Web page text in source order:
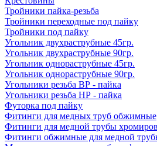
Тройники пайка-резьба
Тройники переходные под пайку
Тройники под пайку
Угольник двухраструбные 45гр.
Угольник двухраструбные 90гр.
Угольник однораструбные 45гр.
Угольник однораструбные 90гр.
Угольники резьба ВР - пайка
Угольники резьба НР - пайка
Футорка под пайку
Фитинги для медных труб обжимные
Фитинги для медной трубы
Фитинги обжимные для медной